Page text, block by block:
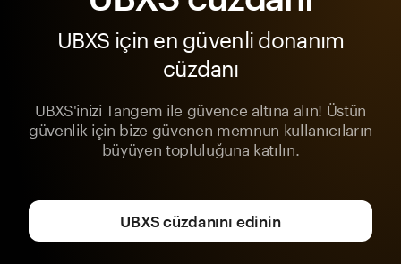
UBXS için en güvenli donanım
cüzdanı
UBXS'inizi Tangem ile güvence altına alın! Üstün
güvenlik için bize güvenen memnun kullanıcıların
büyüyen topluluğuna katılın.
UBXS cüzdanını edinin